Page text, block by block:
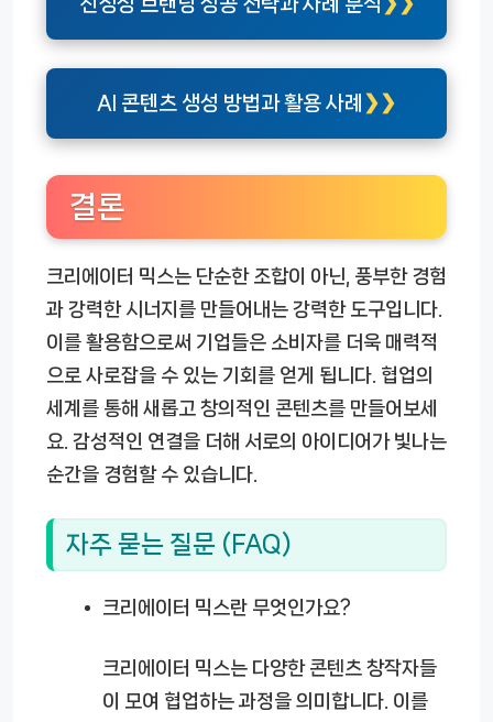
진정성 브랜딩 성공 전략과 사례 분석
AI 콘텐츠 생성 방법과 활용 사례
결론
크리에이터 믹스는 단순한 조합이 아닌, 풍부한 경험
과 강력한 시너지를 만들어내는 강력한 도구입니다.
이를 활용함으로써 기업들은 소비자를 더욱 매력적
으로 사로잡을 수 있는 기회를 얻게 됩니다. 협업의
세계를 통해 새롭고 창의적인 콘텐츠를 만들어보세
요. 감성적인 연결을 더해 서로의 아이디어가 빛나는
순간을 경험할 수 있습니다.
자주 묻는 질문 (FAQ)
크리에이터 믹스란 무엇인가요?
크리에이터 믹스는 다양한 콘텐츠 창작자들
이 모여 협업하는 과정을 의미합니다. 이를